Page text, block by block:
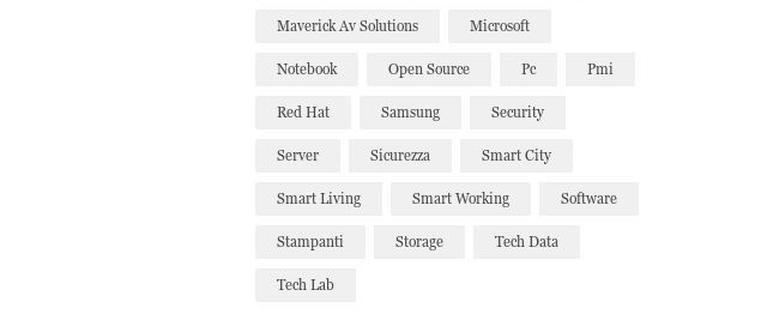
Maverick Av Solutions Microsoft
Notebook Open Source Pc Pmi
Red Hat Samsung Security
Server Sicurezza Smart City
Smart Living Smart Working Software
Stampanti Storage Tech Data
Tech Lab